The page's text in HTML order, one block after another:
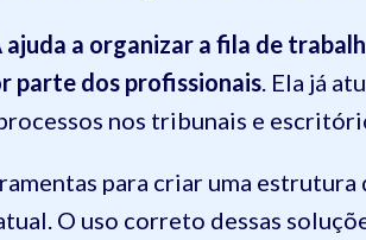
ajuda a organizar a fila de
parte dos profissionais . Ela já
nos tribunais e
para criar uma estrutura
O uso correto dessas